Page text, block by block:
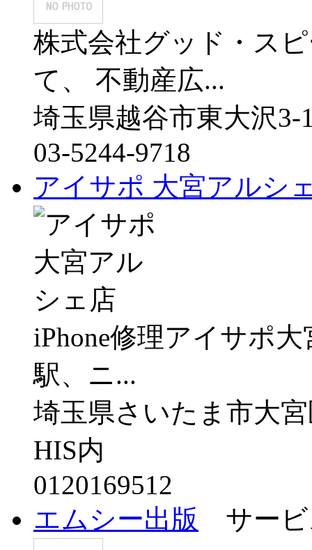
株式会社グッド・ス
て、 不動産広...
埼玉県越谷市東大沢3-
03-5244-9718
アイサポ 大宮アルシ
iPhone修理アイサポ
駅、ニ...
埼玉県さいたま市大
HIS内
0120169512
エムシー出版 サービ